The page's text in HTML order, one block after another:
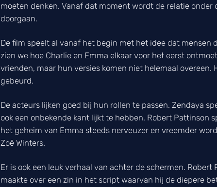
moeten denken. Vanaf dat moment wordt de relatie
doorgaan.
De film speelt al vanaf het begin met het idee dat
zien we hoe Charlie en Emma elkaar voor het eerst
vrienden, maar hun versies komen niet helemaal
gebeurd.
De acteurs lijken goed bij hun rollen te passen. Zendaya
ook een onbekende kant lijkt te hebben. Robert Pattinson
het geheim van Emma steeds nerveuzer en vreemder
Zoë Winters.
Er is ook een leuk verhaal van achter de schermen.
maakte over een zin in het script waarvan hij de diepere